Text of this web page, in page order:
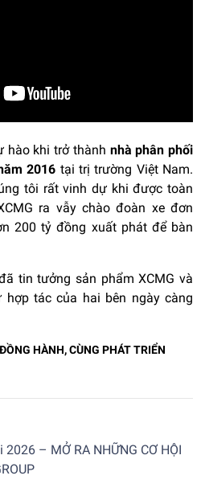
hào khi trở thành nhà phân phối
2016 tại trị trường Việt Nam.
tôi rất vinh dự khi được toàn
ra vẫy chào đoàn xe đơn
200 tỷ đồng xuất phát để bàn
tin tưởng sản phẩm XCMG và
hợp tác của hai bên ngày càng
HÀNH, CÙNG PHÁT TRIỂN
2026 – MỞ RA NHỮNG CƠ HỘI